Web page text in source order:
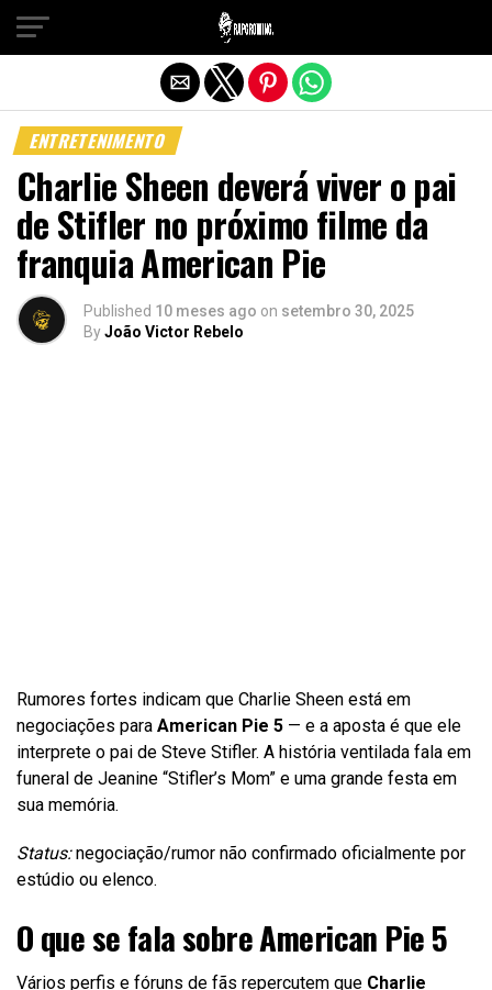
ENTRETENIMENTO
Charlie Sheen deverá viver o pai
de Stifler no próximo filme da
franquia American Pie
Published 10 meses ago on setembro 30, 2025
ByJoão Victor Rebelo
Rumores fortes indicam que Charlie Sheen está em
negociações para American Pie 5 — e a aposta é que ele
interprete o pai de Steve Stifler. A história ventilada fala em
funeral de Jeanine “Stifler’s Mom” e uma grande festa em
sua memória.
Status:negociação/rumor não confirmado oficialmente por
estúdio ou elenco.
O que se fala sobre American Pie 5
Vários perfis e fóruns de fãs repercutem que Charlie
Sair da versão mobile